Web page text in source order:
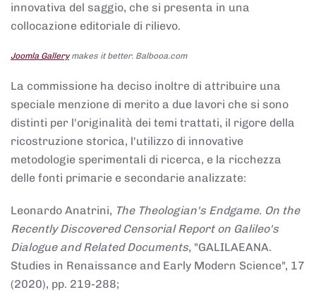
innovativa del saggio, che si presenta in una
collocazione editoriale di rilievo.
Joomla Gallerymakes it better. Balbooa.com
La commissione ha deciso inoltre di attribuire una
speciale menzione di merito a due lavori che si sono
distinti per l'originalità dei temi trattati, il rigore della
ricostruzione storica, l'utilizzo di innovative
metodologie sperimentali di ricerca, e la ricchezza
delle fonti primarie e secondarie analizzate:
Leonardo Anatrini, The Theologian's Endgame. On the
Recently Discovered Censorial Report on Galileo's
Dialogue and Related Documents, "GALILAEANA.
Studies in Renaissance and Early Modern Science", 17
(2020), pp. 219-288;